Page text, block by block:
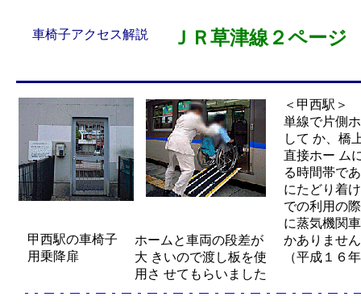
ＪＲ草津線２ページ
車椅子アクセス解説
＜甲西駅＞
単線で片側
して か、橋
直接ホー ム
る時間帯で
にたどり着
での利用の
に蒸気機関
かありませ
（平成１６
甲西駅の車椅子
用乗降扉
ホームと車両の段差が
大 きいので渡し板を使
用さ せてもらいました